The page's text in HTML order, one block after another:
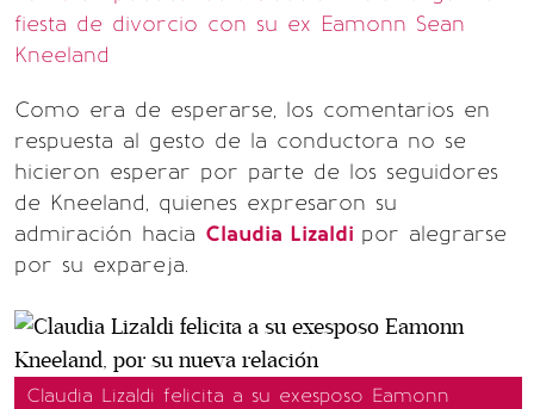
fiesta de divorcio con su ex Eamonn Sean
Kneeland
Como era de esperarse, los comentarios en
respuesta al gesto de la conductora no se
hicieron esperar por parte de los seguidores
de Kneeland, quienes expresaron su
admiración hacia Claudia Lizaldi por alegrarse
por su expareja.
Claudia Lizaldi felicita a su exesposo Eamonn